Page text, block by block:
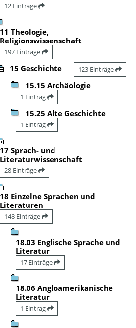
12 Einträge
11 Theologie,
Religionswissenschaft
197 Einträge
15 Geschichte 123 Einträge
15.15 Archäologie
1 Eintrag
15.25 Alte Geschichte
1 Eintrag
17 Sprach- und
Literaturwissenschaft
28 Einträge
18 Einzelne Sprachen und
Literaturen
148 Einträge
18.03 Englische Sprache und
Literatur
17 Einträge
18.06 Angloamerikanische
Literatur
1 Eintrag